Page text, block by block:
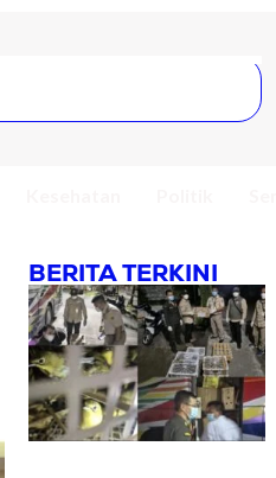
BERITA TERKINI